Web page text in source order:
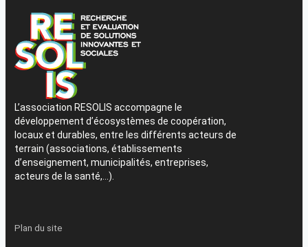
L’association RESOLIS accompagne le
développement d’écosystèmes de coopération,
locaux et durables, entre les différents acteurs de
terrain (associations, établissements
d’enseignement, municipalités, entreprises,
acteurs de la santé,…).
Plan du site